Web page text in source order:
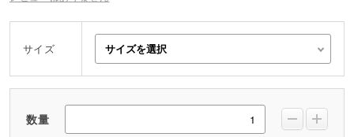
サイズ
数量